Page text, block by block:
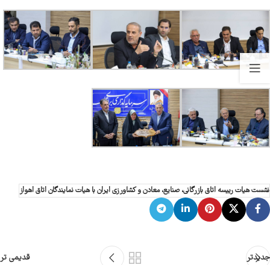
نشست هیات رییسه اتاق بازرگانی، صنایع، معادن و کشاورزی ایران با هیات نمایندگان اتاق اهواز
جدیدتر قدیمی تر